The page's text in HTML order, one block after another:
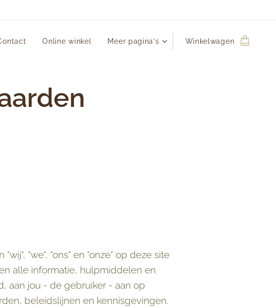
Online winkel Meer pagina's Winkelwagen
"we", "ons" en "onze" op deze site
alle informatie, hulpmiddelen en
aan jou - de gebruiker - aan op
beleidslijnen en kennisgevingen.